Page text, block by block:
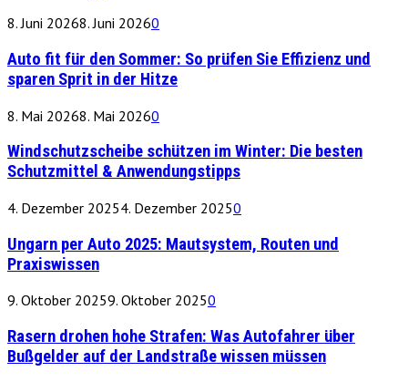
8. Juni 20268. Juni 20260
Auto fit für den Sommer: So prüfen Sie Effizienz und
sparen Sprit in der Hitze
8. Mai 20268. Mai 20260
Windschutzscheibe schützen im Winter: Die besten
Schutzmittel & Anwendungstipps
4. Dezember 20254. Dezember 20250
Ungarn per Auto 2025: Mautsystem, Routen und
Praxiswissen
9. Oktober 20259. Oktober 20250
Rasern drohen hohe Strafen: Was Autofahrer über
Bußgelder auf der Landstraße wissen müssen